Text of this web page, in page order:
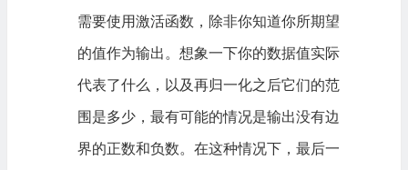
需要使用激活函数，除非你知道你所期望
的值作为输出。想象一下你的数据值实际
代表了什么，以及再归一化之后它们的范
围是多少，最有可能的情况是输出没有边
界的正数和负数。在这种情况下，最后一